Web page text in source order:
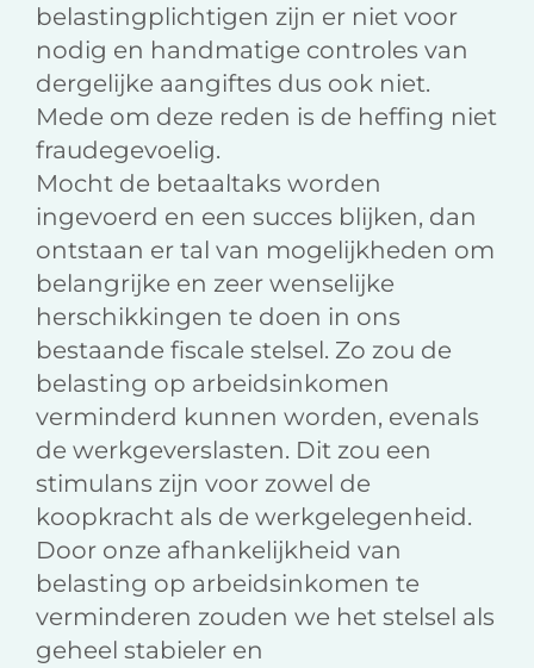
belastingplichtigen zijn er niet voor
nodig en handmatige controles van
dergelijke aangiftes dus ook niet.
Mede om deze reden is de heffing niet
fraudegevoelig.
Mocht de betaaltaks worden
ingevoerd en een succes blijken, dan
ontstaan er tal van mogelijkheden om
belangrijke en zeer wenselijke
herschikkingen te doen in ons
bestaande fiscale stelsel. Zo zou de
belasting op arbeidsinkomen
verminderd kunnen worden, evenals
de werkgeverslasten. Dit zou een
stimulans zijn voor zowel de
koopkracht als de werkgelegenheid.
Door onze afhankelijkheid van
belasting op arbeidsinkomen te
verminderen zouden we het stelsel als
geheel stabieler en